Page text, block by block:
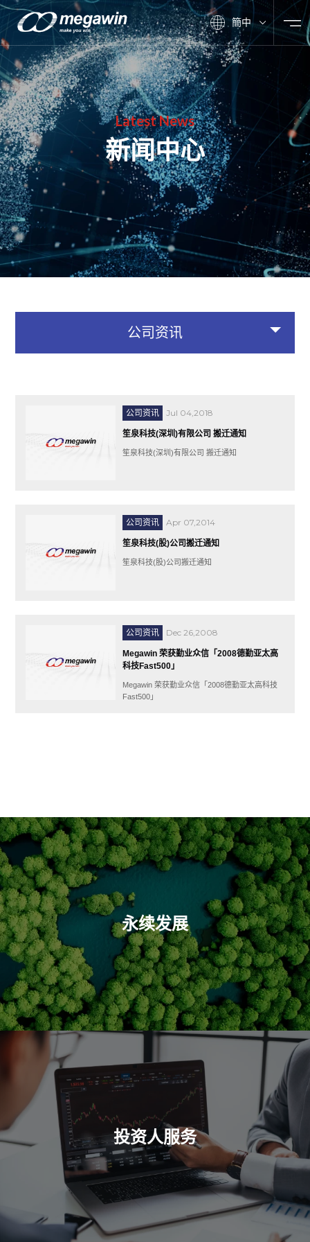
簡中
Latest News
新闻中心
公司资讯
公司资讯 Jul 04,2018
笙泉科技(深圳)有限公司 搬迁通知
笙泉科技(深圳)有限公司 搬迁通知
公司资讯 Apr 07,2014
笙泉科技(股)公司搬迁通知
笙泉科技(股)公司搬迁通知
公司资讯 Dec 26,2008
Megawin 荣获勤业众信「2008德勤亚太高
科技Fast500」
Megawin 荣获勤业众信「2008德勤亚太高科技
Fast500」
永续发展
投资人服务